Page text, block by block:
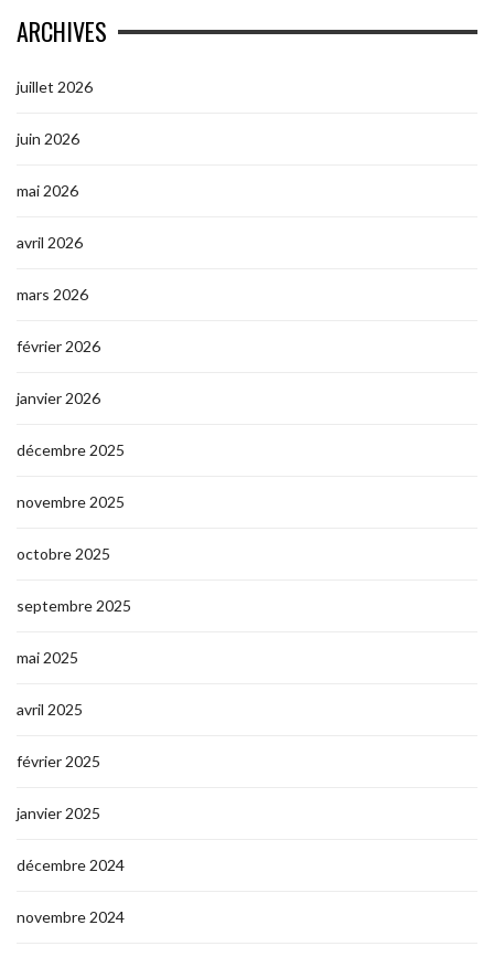
ARCHIVES
juillet 2026
juin 2026
mai 2026
avril 2026
mars 2026
février 2026
janvier 2026
décembre 2025
novembre 2025
octobre 2025
septembre 2025
mai 2025
avril 2025
février 2025
janvier 2025
décembre 2024
novembre 2024